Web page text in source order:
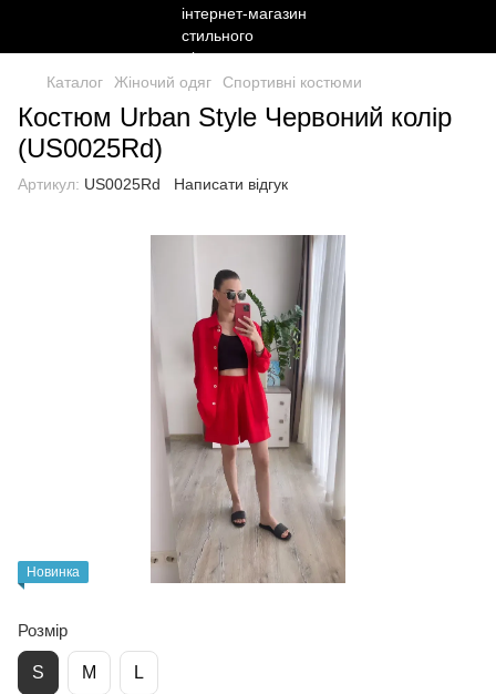
Каталог Жіночий одяг Спортивні костюми
Костюм Urban Style Червоний колір
(US0025Rd)
Артикул: US0025Rd Написати відгук
Новинка
Розмір
S M L